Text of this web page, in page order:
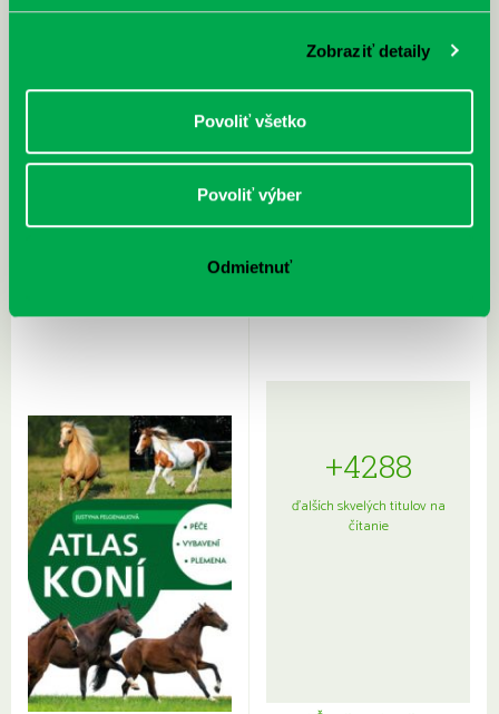
Zobraziť detaily
Povoliť všetko
Povoliť výber
Odmietnuť
Sprievodca po hviezdnej oblohe
kompletný sprievodca
+4288
ďalších skvelých titulov na
čítanie